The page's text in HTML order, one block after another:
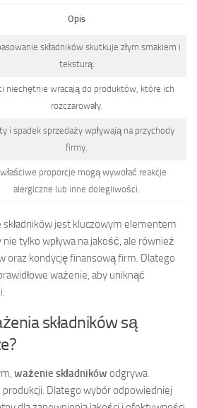
Opis
składników skutkuje złym smakiem i
teksturą.
niechętnie wracają do produktów, które ich
rozczarowały.
i spadek sprzedaży wpływają na przychody
firmy.
proporcje mogą wywołać reakcje
alergiczne lub inne dolegliwości.
jest kluczowym elementem
tylko wpływa na jakość, ale również
oraz kondycję finansową firm. Dlatego
ważenie, aby uniknąć
składników są
ważenie składników odgrywa
Dlatego wybór odpowiedniej